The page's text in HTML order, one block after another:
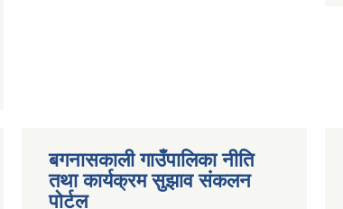
बगनासकाली गाउँपालिका नीति
तथा कार्यक्रम सुझाव संकलन
पोर्टल